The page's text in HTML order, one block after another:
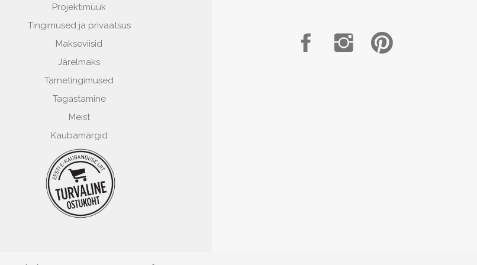
Projektimüük
Tingimused ja privaatsus
Makseviisid
Järelmaks
Tarnetingimused
Tagastamine
Meist
Kaubamärgid